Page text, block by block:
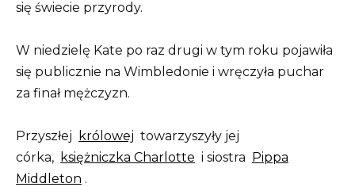
się świecie przyrody.
W niedzielę Kate po raz drugi w tym roku pojawiła
się publicznie na Wimbledonie i wręczyła puchar
za finał mężczyzn.
Przyszłej królowej towarzyszyły jej
córka, księżniczka Charlotte i siostra Pippa
Middleton .